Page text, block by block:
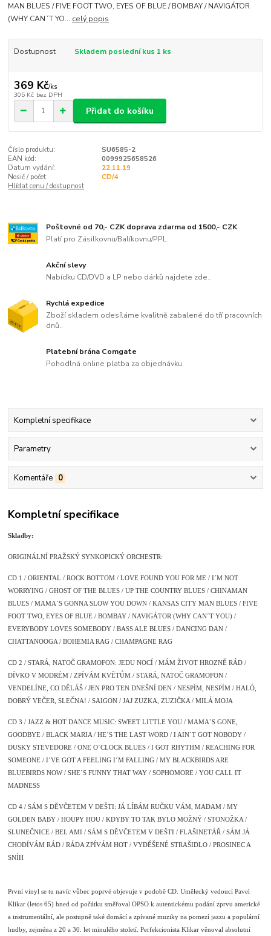
MAN BLUES / FIVE FOOT TWO, EYES OF BLUE / BOMBAY / NAVIGÁTOR
(WHY CAN´T YO... celý popis
Dostupnost Skladem poslední kus 1 ks
369 Kč/ks
305 Kč bez DPH
Přidat do košíku
Číslo produktu:
SU6585-2
EAN kód:
0099925658526
Datum vydání:
22.11.19
Nosič / počet:
CD/4
Hlídat cenu / dostupnost
Poštovné od 70,- CZK doprava zdarma od 1500,- CZK
Platí pro Zásilkovnu/Balíkovnu/PPL.
Akční slevy
Nabídku CD/DVD a LP nebo dárků najdete zde..
Rychlá expedice
Zboží skladem odesíláme kvalitně zabalené do tří pracovních
dnů..
Platební brána Comgate
Pohodlná online platba za objednávku.
Kompletní specifikace
Parametry
Komentáře 0
Kompletní specifikace
Skladby:
ORIGINÁLNÍ PRAŽSKÝ SYNKOPICKÝ ORCHESTR:
CD 1 / ORIENTAL / ROCK BOTTOM / LOVE FOUND YOU FOR ME / I´M NOT
WORRYING / GHOST OF THE BLUES / UP THE COUNTRY BLUES / CHINAMAN
BLUES / MAMA´S GONNA SLOW YOU DOWN / KANSAS CITY MAN BLUES / FIVE
FOOT TWO, EYES OF BLUE / BOMBAY / NAVIGÁTOR (WHY CAN´T YOU) /
EVERYBODY LOVES SOMEBODY / BASS ALE BLUES / DANCING DAN /
CHATTANOOGA / BOHEMIA RAG / CHAMPAGNE RAG
CD 2 / STARÁ, NATOČ GRAMOFON: JEDU NOCÍ / MÁM ŽIVOT HROZNĚ RÁD /
DÍVKO V MODRÉM / ZPÍVÁM KVĚTŮM / STARÁ, NATOČ GRAMOFON /
VENDELÍNE, CO DĚLÁŠ / JEN PRO TEN DNEŠNÍ DEN / NESPÍM, NESPÍM / HALÓ,
DOBRÝ VEČER, SLEČNA! / SAIGON / JAJ ZUZKA, ZUZIČKA / MILÁ MOJA
CD 3 / JAZZ & HOT DANCE MUSIC: SWEET LITTLE YOU / MAMA´S GONE,
GOODBYE / BLACK MARIA / HE´S THE LAST WORD / I AIN´T GOT NOBODY /
DUSKY STEVEDORE / ONE O´CLOCK BLUES / I GOT RHYTHM / REACHING FOR
SOMEONE / I´VE GOT A FEELING I´M FALLING / MY BLACKBIRDS ARE
BLUEBIRDS NOW / SHE´S FUNNY THAT WAY / SOPHOMORE / YOU CALL IT
MADNESS
CD 4 / SÁM S DĚVČETEM V DEŠTI: JÁ LÍBÁM RUČKU VÁM, MADAM / MY
GOLDEN BABY / HOUPY HOU / KDYBY TO TAK BYLO MOŽNÝ / STONOŽKA /
SLUNEČNICE / BEL AMI / SÁM S DĚVČETEM V DEŠTI / FLAŠINETÁŘ / SÁM JÁ
CHODÍVÁM RÁD / RÁDA ZPÍVÁM HOT / VYDĚŠENÉ STRAŠIDLO / PROSINEC A
SNÍH
První vinyl se tu navíc vůbec poprvé objevuje v podobě CD. Umělecký vedoucí Pavel
Klikar (letos 65) hned od počátku směřoval OPSO k autentickému podání zprvu americké
a instrumentální, ale postupně také domácí a zpívané muziky na pomezí jazzu a populární
hudby, zejména z 20 a 30. let minulého století. Perfekcionista Klikar věnoval absolutní